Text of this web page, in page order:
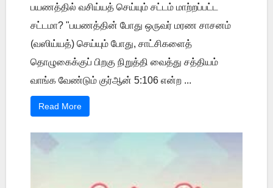
பயணத்தில் வசிய்யத் செய்யும் சட்டம் மாற்றப்பட்ட
சட்டமா? "பயணத்தின் போது ஒருவர் மரண சாசனம்
(வஸிய்யத்) செய்யும் போது, சாட்சிகளைத்
தொழுகைக்குப் பிறகு நிறுத்தி வைத்து சத்தியம்
வாங்க வேண்டும் குர்ஆன் 5:106 என்ற ...
Read More